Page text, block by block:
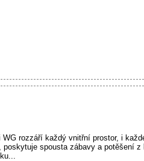
rozzáří každý vnitřní prostor, i
spousta zábavy a potěšení